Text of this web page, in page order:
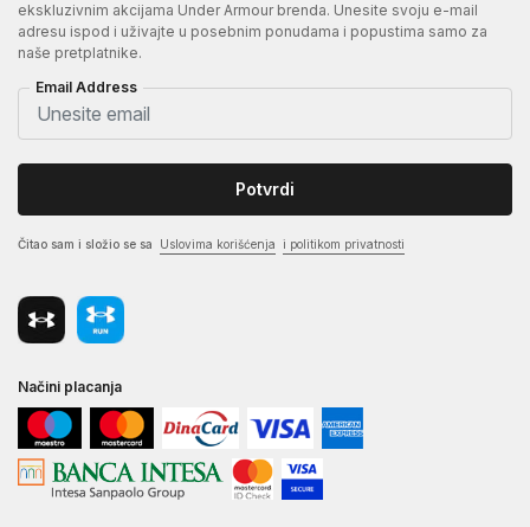
ekskluzivnim akcijama Under Armour brenda. Unesite svoju e-mail
adresu ispod i uživajte u posebnim ponudama i popustima samo za
naše pretplatnike.
Email Address
Potvrdi
Čitao sam i složio se sa Uslovima korišćenja i politikom privatnosti
Načini placanja